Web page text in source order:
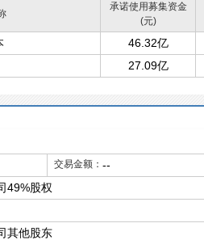
承诺使用募集资金
(元)
46.32亿
27.09亿
交易金额： --
49%股权
其他股东